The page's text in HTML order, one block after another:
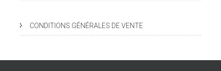
CONDITIONS GÉNÉRALES DE VENTE